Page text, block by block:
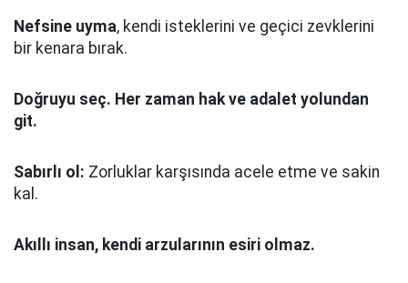
Nefsine uyma, kendi isteklerini ve geçici zevklerini
bir kenara bırak.
Doğruyu seç. Her zaman hak ve adalet yolundan
git.
Sabırlı ol: Zorluklar karşısında acele etme ve sakin
kal.
Akıllı insan, kendi arzularının esiri olmaz.